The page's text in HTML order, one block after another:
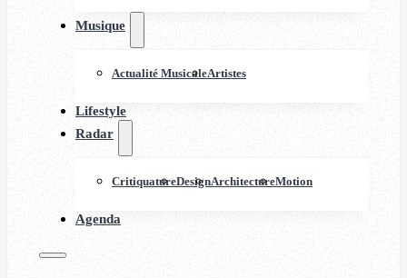
Musique
Actualité MusicaleArtistes
Lifestyle
Radar
CritiquatureDesignArchitectureMotion
Agenda